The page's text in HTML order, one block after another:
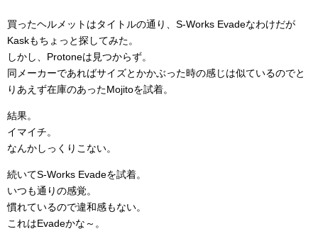
買ったヘルメットはタイトルの通り、S-Works Evadeなわけだが
Kaskもちょっと探してみた。
しかし、Protoneは見つからず。
同メーカーであればサイズとかかぶった時の感じは似ているのでと
りあえず在庫のあったMojitoを試着。
結果。
イマイチ。
なんかしっくりこない。
続いてS-Works Evadeを試着。
いつも通りの感覚。
慣れているので違和感もない。
これはEvadeかな～。